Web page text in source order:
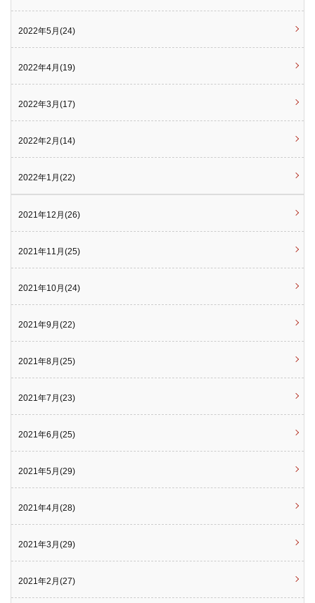
2022年5月(24)
2022年4月(19)
2022年3月(17)
2022年2月(14)
2022年1月(22)
2021年12月(26)
2021年11月(25)
2021年10月(24)
2021年9月(22)
2021年8月(25)
2021年7月(23)
2021年6月(25)
2021年5月(29)
2021年4月(28)
2021年3月(29)
2021年2月(27)